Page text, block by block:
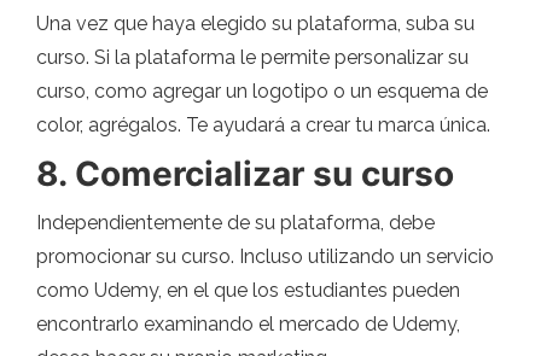
Una vez que haya elegido su plataforma, suba su
curso. Si la plataforma le permite personalizar su
curso, como agregar un logotipo o un esquema de
color, agrégalos. Te ayudará a crear tu marca única.
8. Comercializar su curso
Independientemente de su plataforma, debe
promocionar su curso. Incluso utilizando un servicio
como Udemy, en el que los estudiantes pueden
encontrarlo examinando el mercado de Udemy,